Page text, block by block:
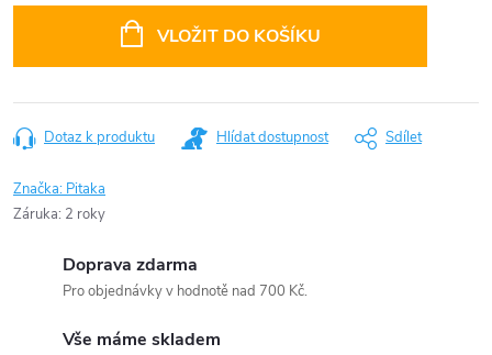
VLOŽIT DO KOŠÍKU
Dotaz k produktu Hlídat dostupnost Sdílet
Značka: Pitaka
Záruka: 2 roky
Doprava zdarma
Pro objednávky v hodnotě nad 700 Kč.
Vše máme skladem